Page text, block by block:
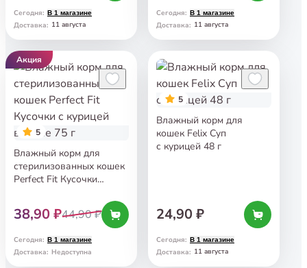
Сегодня: В 1 магазине
Доставка: 11 августа
Сегодня: В 1 магазине
Доставка: 11 августа
Акция
5
Влажный корм для
стерилизованных кошек
Perfect Fit Кусочки
38,90 ₽44,90 ₽
Сегодня: В 1 магазине
Доставка: Недоступна
5
Влажный корм для
кошек Felix Суп
с курицей 48 г
24,90 ₽
Сегодня: В 1 магазине
Доставка: 11 августа